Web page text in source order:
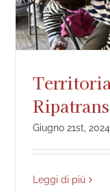
Giugno 21st, 2024
Leggi di più